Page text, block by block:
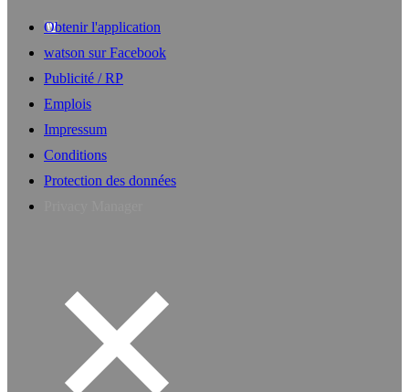
Obtenir l'application
watson sur Facebook
Publicité / RP
Emplois
Impressum
Conditions
Protection des données